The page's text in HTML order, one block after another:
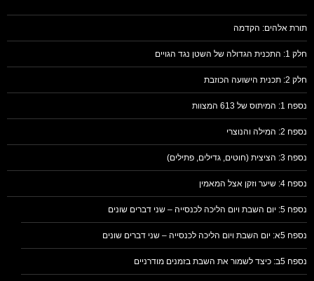
תורת אלהים: הקדמה
חלק 1: התכנית הגדולה של השטן נגד הגויים
חלק 2: תכנית הישועה הכוזבת
נספח 1: המיתוס של 613 המצוות
נספח 2: המילה והנוצרי
נספח 3: הציצית (חוטים, גדילים, פתילים)
נספח 4: שיער וזקן אצל המאמין
נספח 5: יום השבת ויום הליכה לכנסייה – שני דברים שונים
נספח 5א: יום השבת ויום הליכה לכנסייה – שני דברים שונים
נספח 5ב: כיצד לשמור את השבת בזמנים מודרניים